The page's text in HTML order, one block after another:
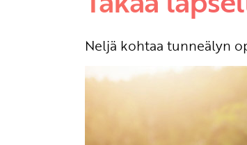
Neljä kohtaa tunneälyn